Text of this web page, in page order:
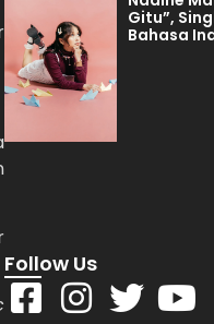
Gitu”,
Bahasa
Follow Us